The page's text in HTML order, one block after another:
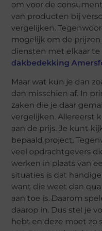
om voor de
van producten bij
vergelijken.
mogelijk om de
diensten met elkaar te
dakbedekking
Maar wat kun je dan
dan misschien af. In
zaken die je daar
vergelijken. Allereerst
aan de prijs. Je kunt
bepaald project.
veel opdrachtgevers
werken in plaats van
situaties is dat
want die weet dan
aan toe is. Daarom
daarop in. Dus stel je
hebt en deze moet zo